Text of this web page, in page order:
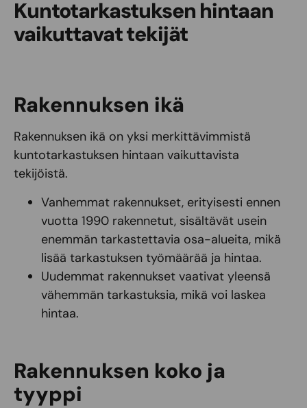
Kuntotarkastuksen hintaan
vaikuttavat tekijät
Rakennuksen ikä
Rakennuksen ikä on yksi merkittävimmistä
kuntotarkastuksen hintaan vaikuttavista
tekijöistä.
Vanhemmat rakennukset, erityisesti ennen
vuotta 1990 rakennetut, sisältävät usein
enemmän tarkastettavia osa-alueita, mikä
lisää tarkastuksen työmäärää ja hintaa.
Uudemmat rakennukset vaativat yleensä
vähemmän tarkastuksia, mikä voi laskea
hintaa.
Rakennuksen koko ja
tyyppi